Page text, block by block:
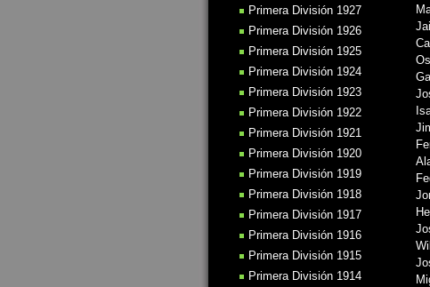
Primera División 1927
Primera División 1926
Primera División 1925
Primera División 1924
Primera División 1923
Primera División 1922
Primera División 1921
Primera División 1920
Primera División 1919
Primera División 1918
Primera División 1917
Primera División 1916
Primera División 1915
Primera División 1914